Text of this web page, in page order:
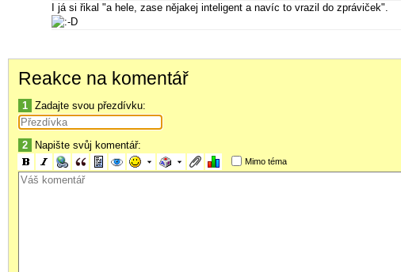
I já si řikal "a hele, zase nějakej inteligent a navíc to vrazil do zpráviček".
Reakce na komentář
1 Zadajte svou přezdívku:
2 Napište svůj komentář:
Mimo téma